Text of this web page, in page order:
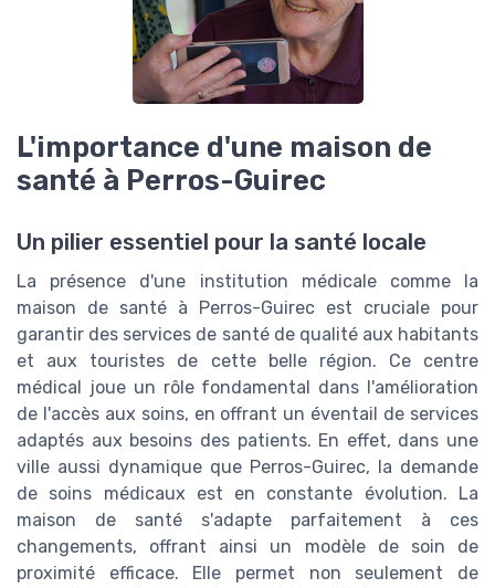
L'importance d'une maison de
santé à Perros-Guirec
Un pilier essentiel pour la santé locale
La présence d'une institution médicale comme la
maison de santé à Perros-Guirec est cruciale pour
garantir des services de santé de qualité aux habitants
et aux touristes de cette belle région. Ce centre
médical joue un rôle fondamental dans l'amélioration
de l'accès aux soins, en offrant un éventail de services
adaptés aux besoins des patients. En effet, dans une
ville aussi dynamique que Perros-Guirec, la demande
de soins médicaux est en constante évolution. La
maison de santé s'adapte parfaitement à ces
changements, offrant ainsi un modèle de soin de
proximité efficace. Elle permet non seulement de